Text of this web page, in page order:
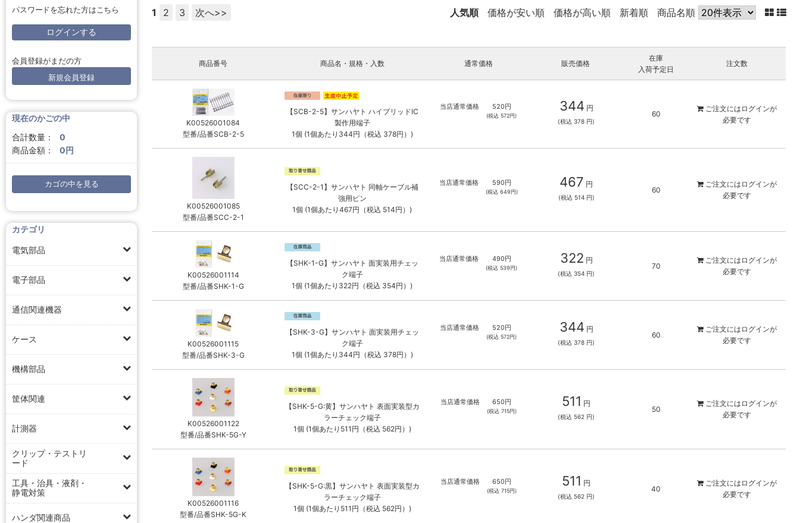
パスワードを忘れた方はこちら
会員登録がまだの方
新規会員登録
現在のかごの中
合計数量：
0
商品金額：
0円
カゴの中を見る
カテゴリ
電気部品
電子部品
通信関連機器
ケース
機構部品
筐体関連
計測器
クリップ・テストリ
ード
工具・治具・液剤・
静電対策
ハンダ関連商品
人気順 価格が安い順 価格が高い順 新着順 商品名順
1 2 3 次へ>>
商品番号 商品名・規格・入数 通常価格 販売価格
在庫
入荷予定日
注文数
K00526001084
型番/品番SCB-2-5
【SCB-2-5】サンハヤト ハイブリッドIC
製作用端子
1個 (1個あたり344円（税込 378円）)
当店通常価格 520円
(税込572円)
344 円
(税込 378 円)
60
ご注文には ログインが
必要です
K00526001085
型番/品番SCC-2-1
【SCC-2-1】サンハヤト 同軸ケーブル補
強用ピン
1個 (1個あたり467円（税込 514円）)
当店通常価格 590円
(税込 649円)
467 円
(税込 514 円)
60
ご注文には ログインが
必要です
K00526001114
型番/品番SHK-1-G
【SHK-1-G】サンハヤト 面実装用チェッ
ク端子
1個 (1個あたり322円（税込 354円）)
当店通常価格 490円
(税込539円)
322 円
(税込 354 円)
70
ご注文には ログインが
必要です
K00526001115
型番/品番SHK-3-G
【SHK-3-G】サンハヤト 面実装用チェッ
ク端子
1個 (1個あたり344円（税込 378円）)
当店通常価格 520円
(税込572円)
344 円
(税込 378 円)
60
ご注文には ログインが
必要です
K00526001122
型番/品番SHK-5G-Y
【SHK-5-G:黄】サンハヤト 表面実装型カ
ラーチェック端子
1個 (1個あたり511円（税込 562円）)
当店通常価格 650円
(税込 715円)
511 円
(税込 562 円)
50
ご注文には ログインが
必要です
K00526001116
型番/品番SHK-5G-K
【SHK-5-G:黒】サンハヤト 表面実装型カ
ラーチェック端子
1個 (1個あたり511円（税込 562円）)
当店通常価格 650円
(税込 715円)
511 円
(税込 562 円)
40
ご注文には ログインが
必要です